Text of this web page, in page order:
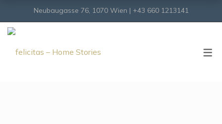
Neubaugasse 76, 1070 Wien | +43 660 1213141